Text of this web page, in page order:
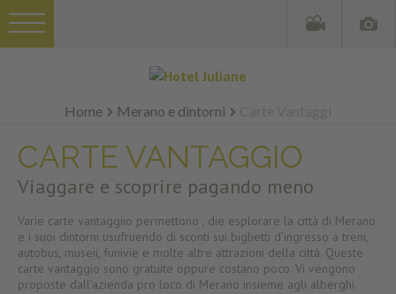
Home Merano e dintorni
CARTE VANTAGGIO
Viaggare e scoprire pagando meno
Varie carte vantaggiio permettono , die esplorare la città di Merano
e i suoi dintorni usufruendo di sconti sui biglietti d’ingresso a treni,
autobus, museii, funivie e molte altre attrazioni della cittá. Queste
carte vantaggio sono gratuite oppure costano poco. Vi vengono
proposte dall’azienda pro loco di Merano insieme agli alberghi.